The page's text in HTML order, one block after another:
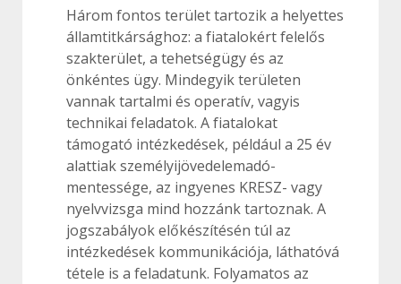
Három fontos terület tartozik a helyettes
államtitkársághoz: a fiatalokért felelős
szakterület, a tehetségügy és az
önkéntes ügy. Mindegyik területen
vannak tartalmi és operatív, vagyis
technikai feladatok. A fiatalokat
támogató intézkedések, például a 25 év
alattiak személyijövedelemadó-
mentessége, az ingyenes KRESZ- vagy
nyelvvizsga mind hozzánk tartoznak. A
jogszabályok előkészítésén túl az
intézkedések kommunikációja, láthatóvá
tétele is a feladatunk. Folyamatos az